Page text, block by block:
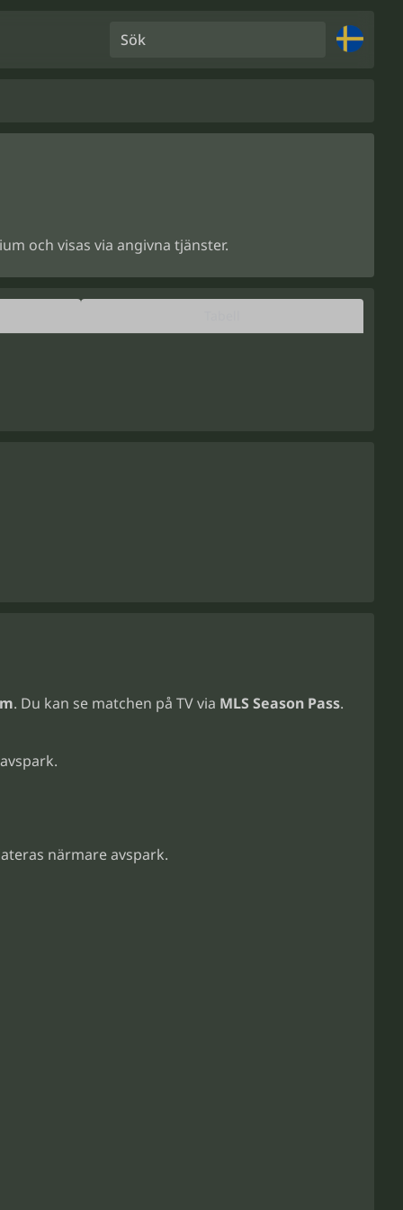
Sök
och visas via angivna tjänster.
. Du kan se matchen på TV via MLS Season Pass.
närmare avspark.